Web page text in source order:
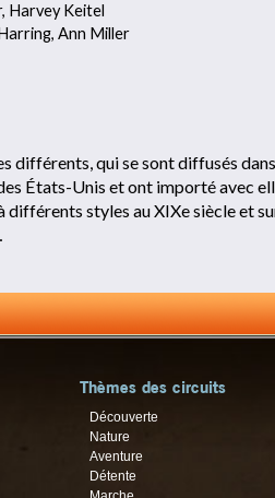
Harvey Keitel
Ann Miller
différents, qui se sont diffusés
États-Unis et ont importé avec
différents styles au XIXe siècle et
Thèmes des circuits
Découverte
Nature
Aventure
Détente